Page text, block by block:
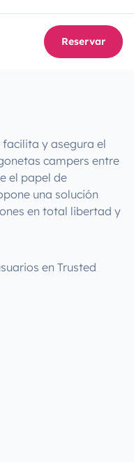
Reservar
y asegura el
campers entre
el papel de
una solución
en total libertad y
en Trusted